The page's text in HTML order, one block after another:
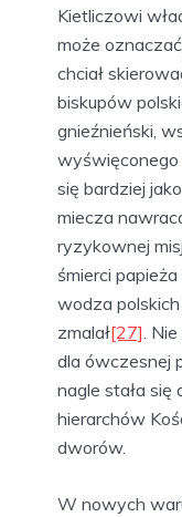
Kietliczowi
może
chciał
biskupów
gnieźnieński,
wyświęconego
się bardziej
miecza
ryzykownej
śmierci
wodza
zmalał[27].
dla ówczesnej
nagle stała się
hierarchów
dworów.
W nowych